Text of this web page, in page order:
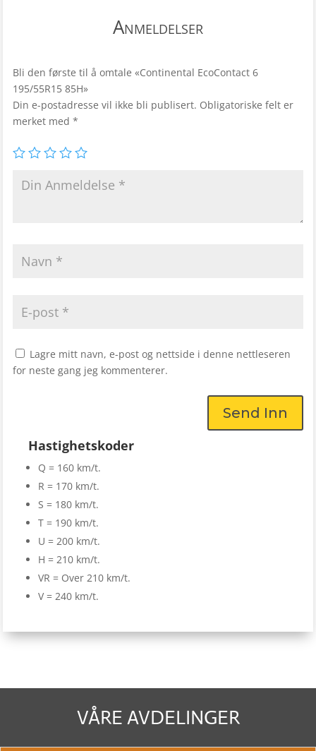
Anmeldelser
Bli den første til å omtale «Continental EcoContact 6
195/55R15 85H»
Din e-postadresse vil ikke bli publisert. Obligatoriske felt er
merket med *
Lagre mitt navn, e-post og nettside i denne nettleseren
for neste gang jeg kommenterer.
Send Inn
Hastighetskoder
Q = 160 km/t.
R = 170 km/t.
S = 180 km/t.
T = 190 km/t.
U = 200 km/t.
H = 210 km/t.
VR = Over 210 km/t.
V = 240 km/t.
VÅRE AVDELINGER